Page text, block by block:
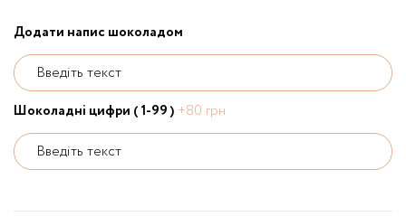
Додати напис шоколадом
Введіть текст
Шоколадні цифри ( 1-99 ) +80 грн
Введіть текст